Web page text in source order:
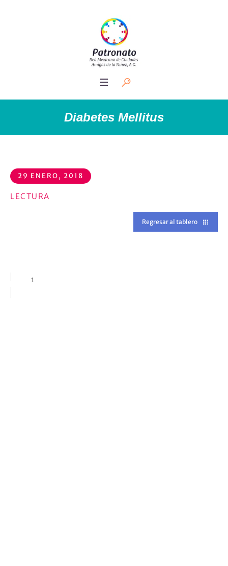
Diabetes Mellitus
29 ENERO, 2018
LECTURA
Regresar al tablero